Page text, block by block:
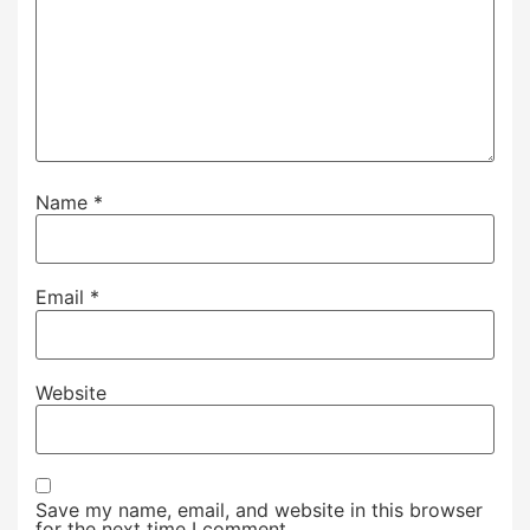
Name *
Email *
Website
Save my name, email, and website in this browser